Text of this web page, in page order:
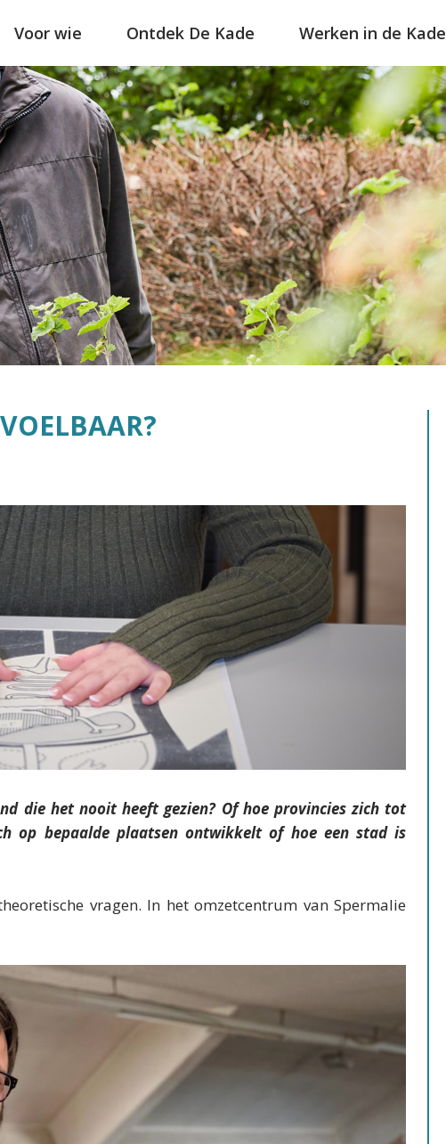
Voor wie Ontdek De Kade Werken in de Kade
die het nooit heeft gezien? Of hoe provincies zich tot
op bepaalde plaatsen ontwikkelt of hoe een stad is
vragen. In het omzetcentrum van Spermalie